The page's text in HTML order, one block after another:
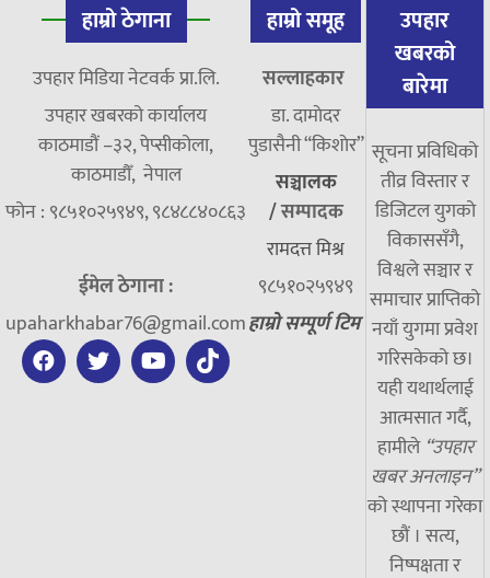
हाम्रो ठेगाना
उपहार मिडिया नेटवर्क प्रा.लि.
उपहार खबरको कार्यालय
काठमाडौं –३२, पेप्सीकोला,
काठमाडौँ, नेपाल
फोन : ९८५१०२५९४९, ९८४८८४०८६३
ईमेल ठेगाना :
upaharkhabar76@gmail.com
हाम्रो समूह
सल्लाहकार
डा. दामाेदर
पुडासैनी “किशाेर”
सञ्चालक
/सम्पादक
रामदत्त मिश्र
९८५१०२५९४९
हाम्रो सम्पूर्ण टिम
उपहार
खबरको
बारेमा
सूचना प्रविधिको
तीव्र विस्तार र
डिजिटल युगको
विकाससँगै,
विश्वले सञ्चार र
समाचार प्राप्तिको
नयाँ युगमा प्रवेश
गरिसकेको छ।
यही यथार्थलाई
आत्मसात गर्दै,
हामीले “उपहार
खबर अनलाइन”
को स्थापना गरेका
छौं । सत्य,
निष्पक्षता र